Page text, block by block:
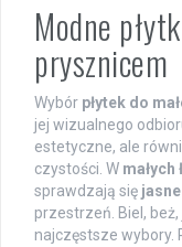
Modne
prysznicem
Wybór płytek do
jej wizualnego
estetyczne, ale
czystości. W
sprawdzają się
przestrzeń. Biel,
najczęstsze wybory.